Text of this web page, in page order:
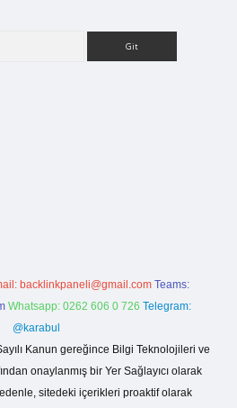
backlinkpaneli@gmail.com Teams:
Whatsapp: 0262 606 0 726 Telegram:
@karabul
Kanun gereğince Bilgi Teknolojileri ve
onaylanmış bir Yer Sağlayıcı olarak
sitedeki içerikleri proaktif olarak